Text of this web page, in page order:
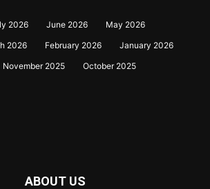
2026 June 2026
May 2026
2026 February 2026
January 2026
November 2025
October 2025
ABOUT US